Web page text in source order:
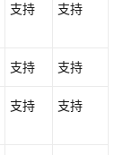
支持 支持
支持 支持
支持 支持